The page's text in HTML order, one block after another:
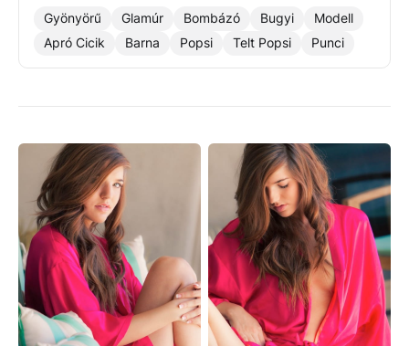
Gyönyörű Glamúr Bombázó Bugyi
Modell
Apró Cicik
Barna Popsi Telt Popsi Punci